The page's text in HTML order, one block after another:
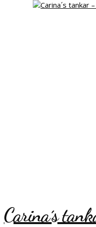
Carina´s